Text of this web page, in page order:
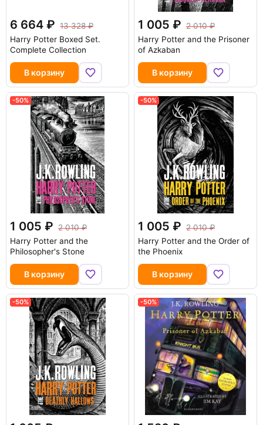
6 664
13 328
Harry Potter Boxed Set.
Complete Collection
В корзину
1 005
2 010
Harry Potter and the Prisoner
of Azkaban
В корзину
-50%
1 005
2 010
Harry Potter and the
Philosopher's Stone
В корзину
-50%
1 005
2 010
Harry Potter and the Order of
the Phoenix
В корзину
-50% -50%